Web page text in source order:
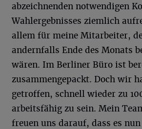
abzeichnenden notwendigen
Wahlergebnisses ziemlich
allem für meine Mitarbeiter,
andernfalls Ende des Monats
wären. Im Berliner Büro ist
zusammengepackt. Doch wir
getroffen, schnell wieder zu
arbeitsfähig zu sein. Mein
freuen uns darauf, dass es